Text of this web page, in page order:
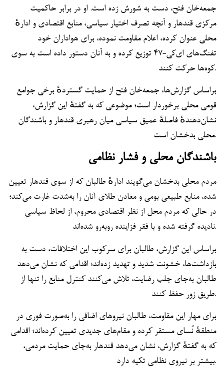
جمعه‌خان فتح، دست به شورش زده است. او در برابر حاکمیت
مرکزی قندهار و آنچه تصرف اختیار سیاسی، منابع اقتصادی و ادارهٔ
محلی عنوان کرده، اعلام مقاومت نموده، برای هواداران خود
تفنگ‌های ای‌کی-۴۷ توزیع کرده و به آنان دستور داده است به سوی
کوه‌ها حرکت کنند.
براساس گزارش‌ها، جمعه‌خان فتح از حمایت گستردهٔ برخی جوامع
قومی محلی برخوردار است؛ موضوعی که به گفتهٔ این گزارش،
نشان‌دهندهٔ فاصلهٔ عمیق سیاسی میان رهبری قندهار و باشندگان
محلی بدخشان است.
باشندگان محلی و فشار نظامی
مردم محلی بدخشان می‌گویند ادارهٔ طالبان که از سوی قندهار تعیین
شده، منابع طبیعی بومی و معادن طلای آنان را به‌شدت غارت می‌کند؛
در حالی که مردم محل از نظر اقتصادی محروم، از لحاظ سیاسی
نادیده گرفته شده و با فقر فزاینده روبه‌رو شده‌اند.
براساس این گزارش، طالبان برای سرکوب این اختلافات، دست به
بازداشت‌ها، خشونت شدید و تهدید زده‌اند؛ اقدامی که نشان می‌دهد
طالبان به‌جای جلب رضایت، تلاش می‌کنند کنترل منابع را تنها از
طریق زور حفظ کنند.
برای مهار این مقاومت، طالبان نیروهای اضافی را به‌صورت فوری در
منطقهٔ نُسای مستقر کرده و مقام‌های جدیدی تعیین کرده‌اند؛ اقدامی
که به گفتهٔ گزارش، نشان می‌دهد قندهار به‌جای حمایت مردمی،
بیشتر بر نیروی نظامی تکیه دارد.